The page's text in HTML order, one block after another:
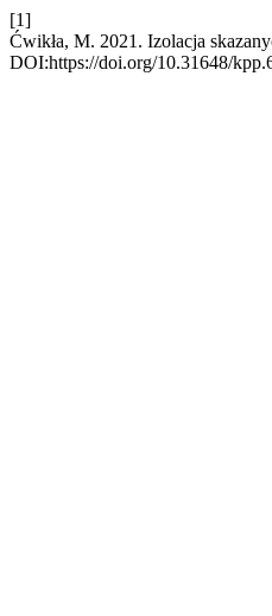
[1]
Ćwikła, M. 2021. Izolacja
DOI:https://doi.org/10.31648/